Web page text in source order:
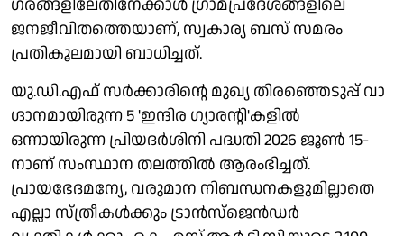
ഗരങ്ങളിലേതിനേക്കാൾ ​ഗ്രാമപ്രദേശങ്ങളിലെ
ജനജീവിതത്തെയാണ്, സ്വകാര്യ ബസ് സമരം
പ്രതികൂലമായി ബാധിച്ചത്.
യു.‍ഡി.എഫ് സർക്കാരിന്റെ മുഖ്യ തിരഞ്ഞെടുപ്പ് വാ​
ഗ്ദാനമായിരുന്ന 5 'ഇന്ദിര ഗ്യാരന്റി'കളിൽ
ഒന്നായിരുന്ന പ്രിയദർശിനി പദ്ധതി 2026 ജൂൺ 15-
നാണ് സംസ്ഥാന തലത്തിൽ ആരംഭിച്ചത്.
പ്രായഭേദമന്യേ, വരുമാന നിബന്ധനകളുമില്ലാതെ
എല്ലാ സ്ത്രീകൾക്കും ട്രാൻസ്ജെൻഡർ